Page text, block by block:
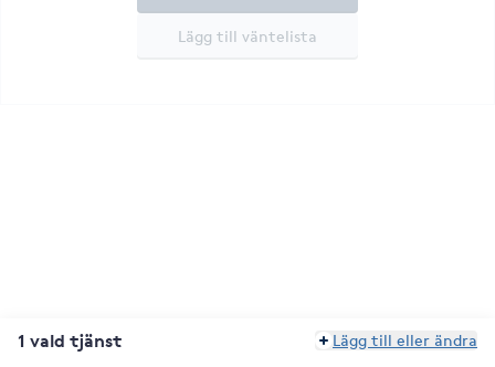
Lägg till väntelista
1 vald tjänst Lägg till eller ändra